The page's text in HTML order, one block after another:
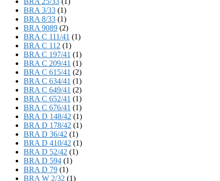
BRA 3/33 (1)
BRA 8/33 (1)
BRA 9089 (2)
BRA C 111/41 (1)
BRA C 112 (1)
BRA C 197/41 (1)
BRA C 209/41 (1)
BRA C 615/41 (2)
BRA C 634/41 (1)
BRA C 649/41 (2)
BRA C 652/41 (1)
BRA C 676/41 (1)
BRA D 148/42 (1)
BRA D 178/42 (1)
BRA D 36/42 (1)
BRA D 410/42 (1)
BRA D 52/42 (1)
BRA D 594 (1)
BRA D 79 (1)
BRA W 2/32 (1)